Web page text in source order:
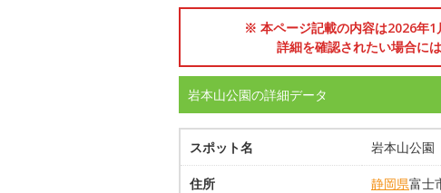
※ 本ページ記載の内容は2026年1
詳細を確認されたい場合に
岩本山公園の詳細データ
スポット名 岩本山公園
住所 静岡県富士